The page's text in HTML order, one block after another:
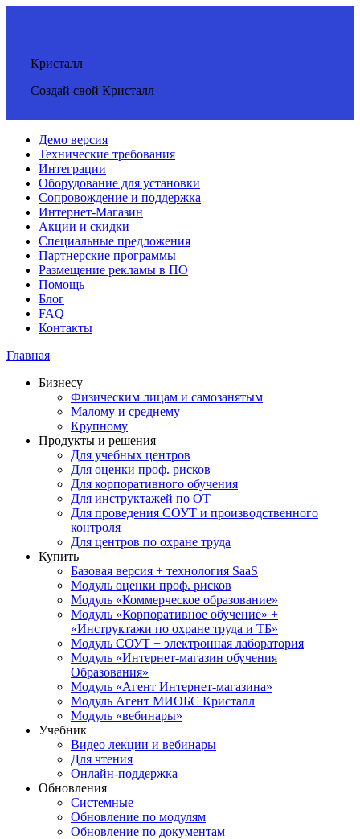
Кристалл
Создай свой Кристалл
Демо версия
Технические требования
Интеграции
Оборудование для установки
Сопровождение и поддержка
Интернет-Магазин
Акции и скидки
Специальные предложения
Партнерские программы
Размещение рекламы в ПО
Помощь
Блог
FAQ
Контакты
Главная
Бизнесу
Физическим лицам и самозанятым
Малому и среднему
Крупному
Продукты и решения
Для учебных центров
Для оценки проф. рисков
Для корпоративного обучения
Для инструктажей по ОТ
Для проведения СОУТ и производственного
контроля
Для центров по охране труда
Купить
Базовая версия + технология SaaS
Модуль оценки проф. рисков
Модуль «Коммерческое образование»
Модуль «Корпоративное обучение» +
«Инструктажи по охране труда и ТБ»
Модуль СОУТ + электронная лаборатория
Модуль «Интернет-магазин обучения
Образования»
Модуль «Агент Интернет-магазина»
Модуль Агент МИОБС Кристалл
Модуль «вебинары»
Учебник
Видео лекции и вебинары
Для чтения
Онлайн-поддержка
Обновления
Системные
Обновление по модулям
Обновление по документам